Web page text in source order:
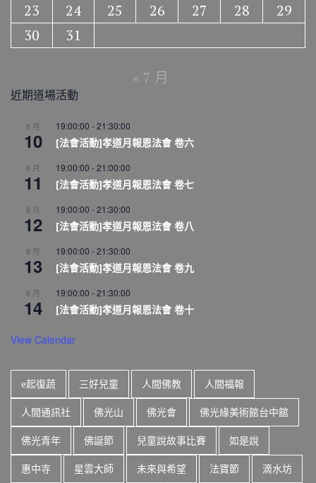
23
24 25 26 27 28
29
30
31
« 7 月
近期道場活動
8 月
10
19:00:00 -21:30:00
[法會活動]孝道月報恩法會 卷六
8 月
11
19:00:00 -21:00:00
[法會活動]孝道月報恩法會 卷七
8 月
12
19:00:00 -21:30:00
[法會活動]孝道月報恩法會 卷八
8 月
13
19:00:00 -21:30:00
[法會活動]孝道月報恩法會 卷九
8 月
14
19:00:00 -21:30:00
[法會活動]孝道月報恩法會 卷十
View Calendar
e起復蔬 三好兒童 人間佛教 人間福報
人間通訊社 佛光山 佛光會 佛光緣美術館台中館
佛光青年 佛誕節 兒童說故事比賽 如是說
惠中寺 星雲大師 未來與希望 法寶節 滴水坊